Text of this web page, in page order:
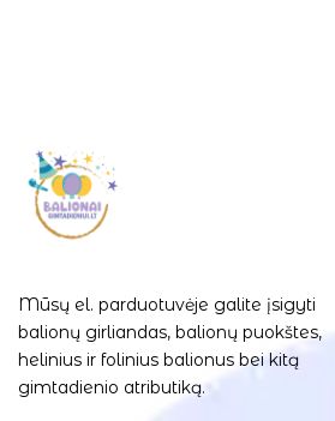
Mūsų el. parduotuvėje galite įsigyti
balionų girliandas, balionų puokštes,
helinius ir folinius balionus bei kitą
gimtadienio atributiką.